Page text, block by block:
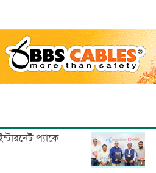
প্যাকে